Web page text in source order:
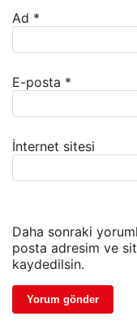
Ad *
E-posta *
İnternet sitesi
Daha sonraki
posta adresim ve
kaydedilsin.